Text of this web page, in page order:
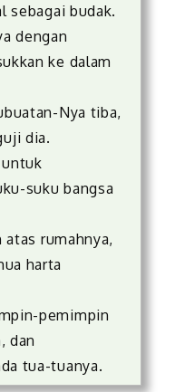
sebagai budak.
dengan
ke dalam
Nya tiba,
dia.
suku bangsa
rumahnya,
harta
pemimpin
dan
tua-tuanya.